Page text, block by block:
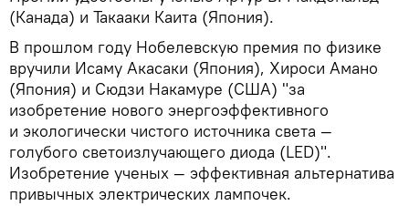
(Канада) и Такааки Каита (Япония).
В прошлом году Нобелевскую премия по физике
вручили Исаму Акасаки (Япония), Хироси Амано
(Япония) и Сюдзи Накамуре (США) "за
изобретение нового энергоэффективного
и экологически чистого источника света —
голубого светоизлучающего диода (LED)".
Изобретение ученых — эффективная альтернатива
привычных электрических лампочек.